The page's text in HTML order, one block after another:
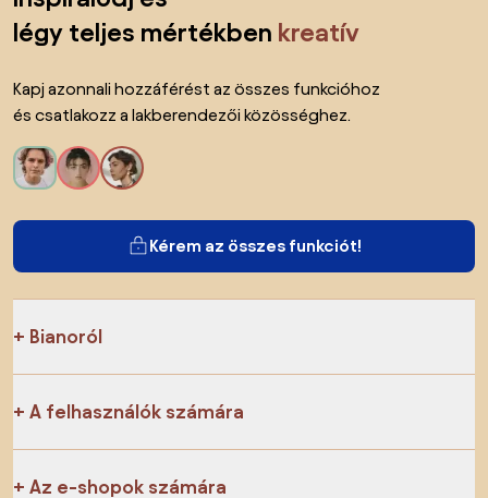
légy teljes mértékben kreatív
Kapj azonnali hozzáférést az összes funkcióhoz
és csatlakozz a lakberendezői közösséghez.
Kérem az összes funkciót!
Bianoról
A felhasználók számára
Az e-shopok számára